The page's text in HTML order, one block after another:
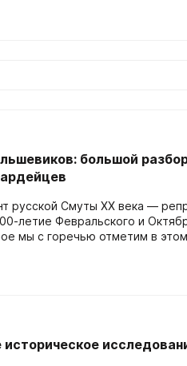
большой
русской Смуты XX века —
летие Февральского и
мы с горечью отметим в этом
дискуссию. Мнений о
Сегодня мы предлагаем вам